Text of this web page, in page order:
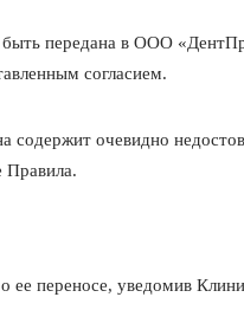
передана в ООО
согласием.
содержит очевидно
Правила.
ее переносе, уведомив